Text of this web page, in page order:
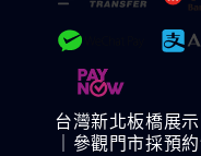
台灣新北板橋展
｜參觀門市採預